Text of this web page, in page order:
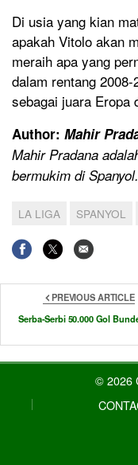
Di usia yang kian
apakah Vitolo akan
meraih apa yang
dalam rentang
sebagai juara Eropa
Author: Mahir
Mahir Pradana
bermukim di
LA LIGA SPANYOL
PREVIOUS ARTICLE
Serba-Serbi 50.000 Gol
© 2026